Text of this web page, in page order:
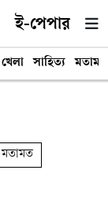
ই-পেপার
খেলা সাহিত্য মতামত
মতামত